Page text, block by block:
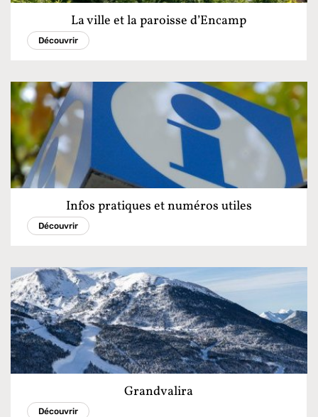
La ville et la paroisse d’Encamp
Découvrir
Infos pratiques et numéros utiles
Découvrir
Grandvalira
Découvrir